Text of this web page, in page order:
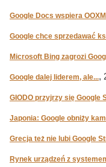
Google Docs wspiera
Google chce sprzedawać
Microsoft Bing zagrozi
Google dalej liderem, ale...,
GIODO przyjrzy się Google
Japonia: Google obniży
Grecja też nie lubi Google
Rynek urządzeń z